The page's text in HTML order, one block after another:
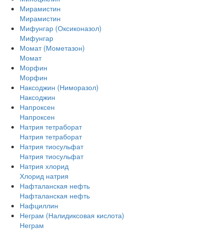
Мирамистин
Мирамистин
Мифунгар (Оксиконазол)
Мифунгар
Момат (Мометазон)
Момат
Морфин
Морфин
Наксоджин (Ниморазол)
Наксоджин
Напроксен
Напроксен
Натрия тетраборат
Натрия тетраборат
Натрия тиосульфат
Натрия тиосульфат
Натрия хлорид
Хлорид натрия
Нафталанская нефть
Нафталанская нефть
Нафциллин
Неграм (Налидиксовая кислота)
Неграм